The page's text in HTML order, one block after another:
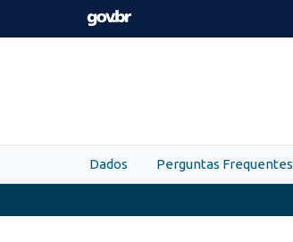
Skip to main content
Dados Perguntas Frequentes